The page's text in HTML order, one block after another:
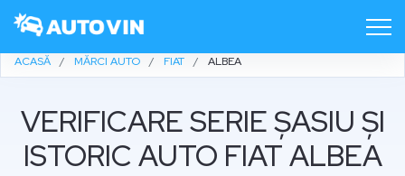
ACASĂ MĂRCI AUTO FIAT ALBEA
VERIFICARE SERIE ȘASIU ȘI
ISTORIC AUTO FIAT ALBEA